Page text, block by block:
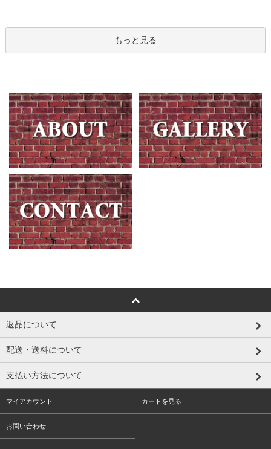
もっと見る
返品について
配送・送料について
支払い方法について
マイアカウント カートを見る
お問い合わせ